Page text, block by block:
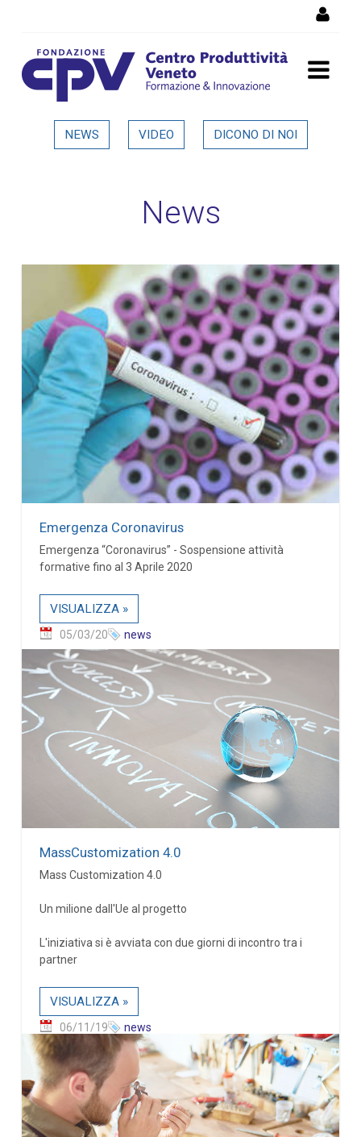
Dettaglio in evidenza
NEWS VIDEO DICONO DI NOI
News
Emergenza Coronavirus
Emergenza “Coronavirus” - Sospensione attività
formative fino al 3 Aprile 2020
VISUALIZZA »
05/03/20 news
MassCustomization 4.0
Mass Customization 4.0
Un milione dall'Ue al progetto
L'iniziativa si è avviata con due giorni di incontro tra i
partner
VISUALIZZA »
06/11/19 news